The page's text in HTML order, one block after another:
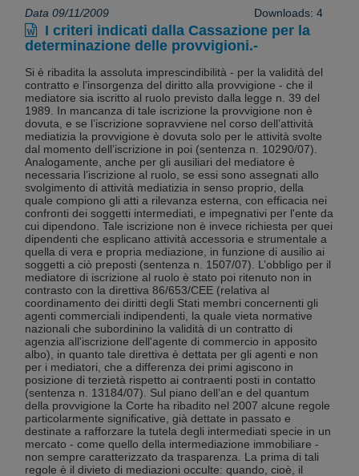
Data 09/11/2009
Downloads: 4
I criteri indicati dalla Cassazione per la
determinazione delle provvigioni.-
Si è ribadita la assoluta imprescindibilità - per la validità del
contratto e l’insorgenza del diritto alla provvigione - che il
mediatore sia iscritto al ruolo previsto dalla legge n. 39 del
1989. In mancanza di tale iscrizione la provvigione non è
dovuta, e se l’iscrizione sopravviene nel corso dell’attività
mediatizia la provvigione è dovuta solo per le attività svolte
dal momento dell’iscrizione in poi (sentenza n. 10290/07).
Analogamente, anche per gli ausiliari del mediatore è
necessaria l’iscrizione al ruolo, se essi sono assegnati allo
svolgimento di attività mediatizia in senso proprio, della
quale compiono gli atti a rilevanza esterna, con efficacia nei
confronti dei soggetti intermediati, e impegnativi per l'ente da
cui dipendono. Tale iscrizione non è invece richiesta per quei
dipendenti che esplicano attività accessoria e strumentale a
quella di vera e propria mediazione, in funzione di ausilio ai
soggetti a ciò preposti (sentenza n. 1507/07). L’obbligo per il
mediatore di iscrizione al ruolo è stato poi ritenuto non in
contrasto con la direttiva 86/653/CEE (relativa al
coordinamento dei diritti degli Stati membri concernenti gli
agenti commerciali indipendenti, la quale vieta normative
nazionali che subordinino la validità di un contratto di
agenzia all'iscrizione dell'agente di commercio in apposito
albo), in quanto tale direttiva è dettata per gli agenti e non
per i mediatori, che a differenza dei primi agiscono in
posizione di terzietà rispetto ai contraenti posti in contatto
(sentenza n. 13184/07). Sul piano dell’an e del quantum
della provvigione la Corte ha ribadito nel 2007 alcune regole
particolarmente significative, già dettate in passato e
destinate a rafforzare la tutela degli intermediati specie in un
mercato - come quello della intermediazione immobiliare -
non sempre caratterizzato da trasparenza. La prima di tali
regole è il divieto di mediazioni occulte: quando, cioè, il